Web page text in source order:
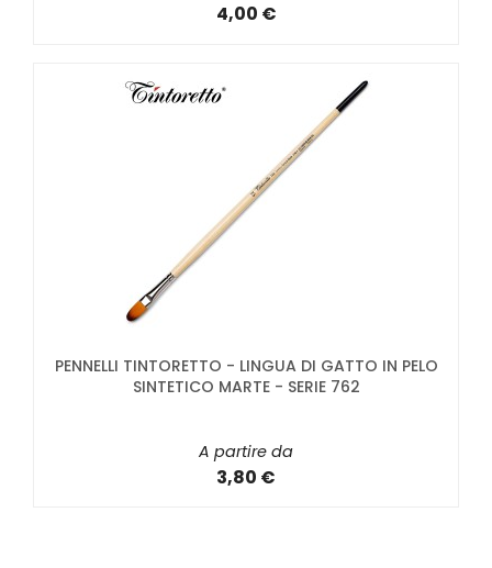
4,00 €
PENNELLI TINTORETTO - LINGUA DI GATTO IN PELO
SINTETICO MARTE - SERIE 762
A partire da
3,80 €